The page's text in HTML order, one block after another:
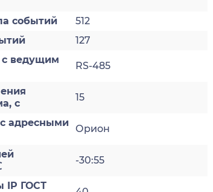
событий
512
127
с ведущим
RS-485
с
15
адресными
Орион
-30:55
IP ГОСТ